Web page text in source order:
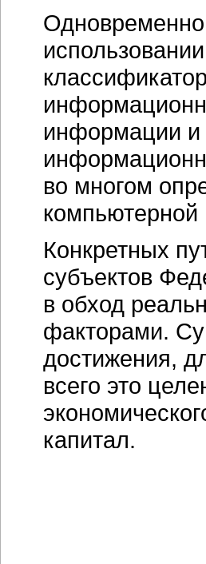
Одновременно
информации и
во многом
компьютерной
Конкретных
субъектов
в обход
факторами.
достижения,
всего это
капитал.